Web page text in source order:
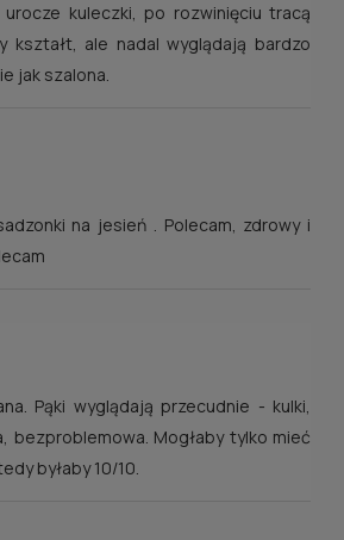
urocze kuleczki, po rozwinięciu tracą
kształt, ale nadal wyglądają bardzo
jak szalona.
na jesień . Polecam, zdrowy i
Pąki wyglądają przecudnie - kulki,
bezproblemowa. Mogłaby tylko mieć
byłaby 10/10.